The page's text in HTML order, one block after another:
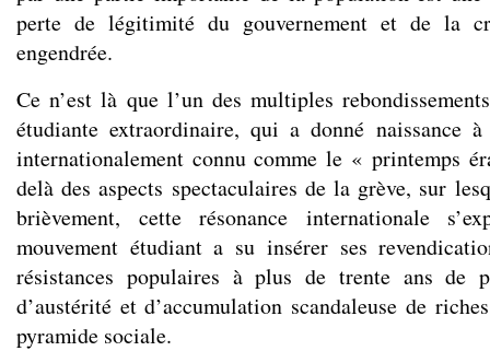
perte de légitimité du gouvernement et de la
engendrée.
Ce n’est là que l’un des multiples
étudiante extraordinaire, qui a donné naissance
internationalement connu comme le « printemps
delà des aspects spectaculaires de la grève, sur
brièvement, cette résonance internationale
mouvement étudiant a su insérer ses
résistances populaires à plus de trente ans de
d’austérité et d’accumulation scandaleuse de
pyramide sociale.